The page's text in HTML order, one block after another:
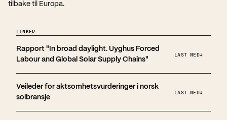
tilbake til Europa.
LINKER
Rapport "In broad daylight. Uyghus Forced
Labour and Global Solar Supply Chains"
LAST NED↓
Veileder for aktsomhetsvurderinger i norsk
solbransje
LAST NED↓